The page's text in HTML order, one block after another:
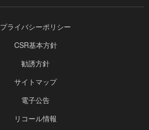
プライバシーポリシー
CSR基本方針
勧誘方針
サイトマップ
電子公告
リコール情報